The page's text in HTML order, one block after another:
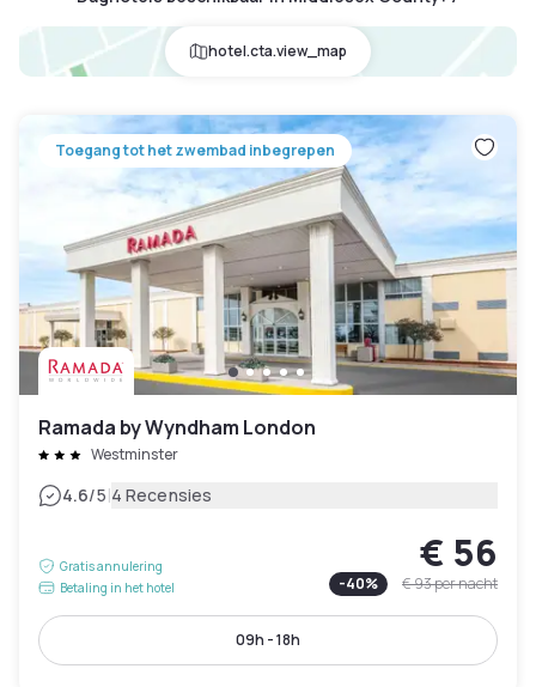
hotel.cta.view_map
Toegang tot het zwembad inbegrepen
Ramada by Wyndham London
Westminster
4.6/5|4 Recensies
Gratis annulering
Betaling in het hotel
€ 56
-40% € 93per nacht
09h - 18h